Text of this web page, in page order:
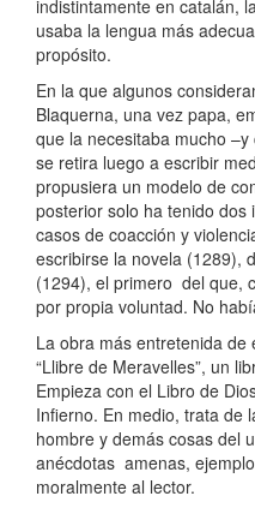
indistintamente en catalán,
usaba la lengua más
propósito.
En la que algunos
Blaquerna, una vez papa,
que la necesitaba mucho
se retira luego a escribir
propusiera un modelo de
posterior solo ha tenido dos
casos de coacción y
escribirse la novela (1289),
(1294), el primero del que,
por propia voluntad. No
La obra más entretenida
“Llibre de Meravelles”, un
Empieza con el Libro de
Infierno. En medio, trata de
hombre y demás cosas del
anécdotas amenas,
moralmente al lector.